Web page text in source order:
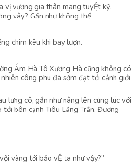
vị vương gia thân mang tuyỆt kỹ,
vây? Gần như không thể.
chim kêu khi bay lượn.
Ám Hà Tô Xương Hà cũng không có
công phu đã sớm đạt tới cảnh giới
lưng cô, gần như nâng lên cùng lúc với
bên cạnh Tiêu Lăng Trần. Đương
vàng tới bảo vỆ ta như vậy?”